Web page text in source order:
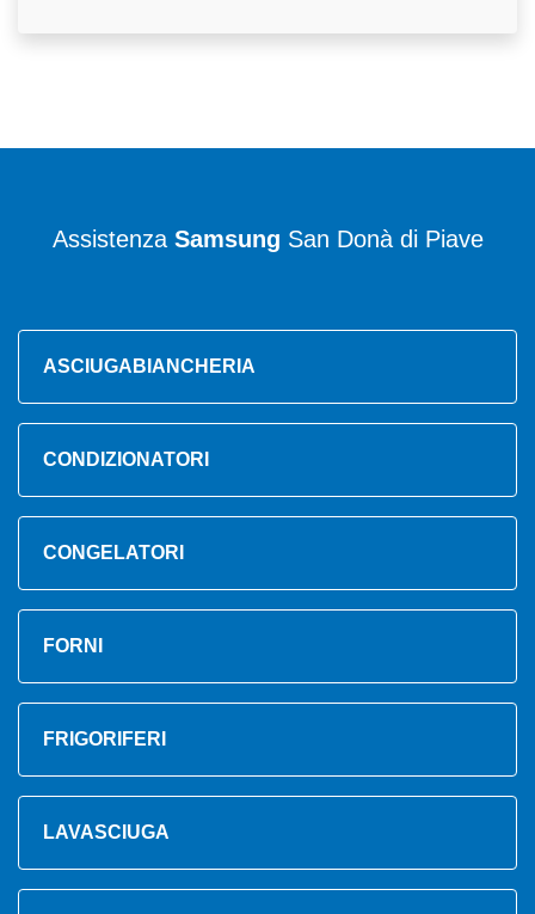
Assistenza Samsung San Donà di Piave
ASCIUGABIANCHERIA
CONDIZIONATORI
CONGELATORI
FORNI
FRIGORIFERI
LAVASCIUGA